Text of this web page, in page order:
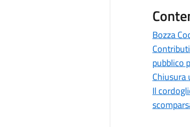
Bozza
pubblico
Chiusura
Il